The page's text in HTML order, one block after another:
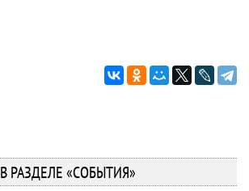
В РАЗДЕЛЕ «СОБЫТИЯ»